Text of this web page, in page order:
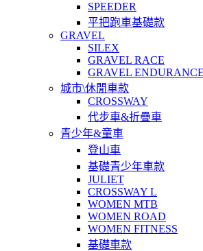
SPEEDER
平把跑車基礎款
GRAVEL
SILEX
GRAVEL RACE
GRAVEL ENDURANCE
城市\休閒車款
CROSSWAY
代步車&折疊車
青少年&童車
登山車
基礎青少年車款
JULIET
CROSSWAY L
WOMEN MTB
WOMEN ROAD
WOMEN FITNESS
基礎車款